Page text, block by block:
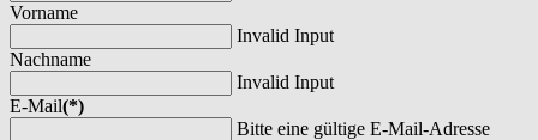
Vorname
Invalid Input
Nachname
Invalid Input
E-Mail(*)
Bitte eine gültige E-Mail-Adresse